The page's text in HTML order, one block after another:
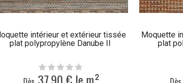
intérieur et extérieur tissée
plat polypropylène Danube II
Moquette
plat